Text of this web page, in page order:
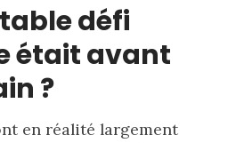
défi
était avant
?
en réalité largement